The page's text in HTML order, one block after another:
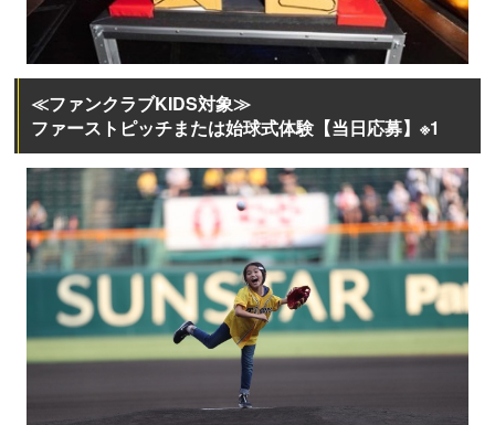
≪ファンクラブKIDS対象≫
ファーストピッチまたは始球式体験【当日応募】※1